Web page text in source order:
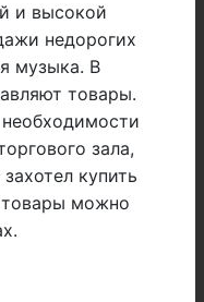
и высокой
недорогих
музыка. В
товары.
зала,
купить
можно